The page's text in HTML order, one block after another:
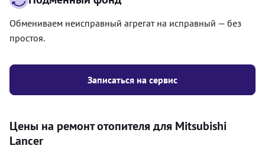
Записаться на сервис
Обмениваем неисправный агрегат на исправный — без
простоя.
Цены на ремонт отопителя для Mitsubishi
Lancer